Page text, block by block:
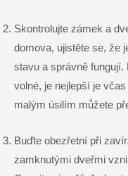
Skontrolujte zámek a
domova, ujistěte se, že
stavu a správně
volné, je nejlepší je
malým úsilím můžete
Buďte obezřetní při
zamknutými dveřmi